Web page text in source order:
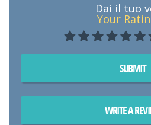
Dai il tuo
Your
SUBMIT
WRITE A